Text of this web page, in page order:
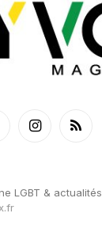
InstagramRSS
LGBT & actualités